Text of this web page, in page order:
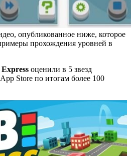
опубликованное ниже, которое
прохождения уровней в
оценили в 5 звезд
Store по итогам более 100